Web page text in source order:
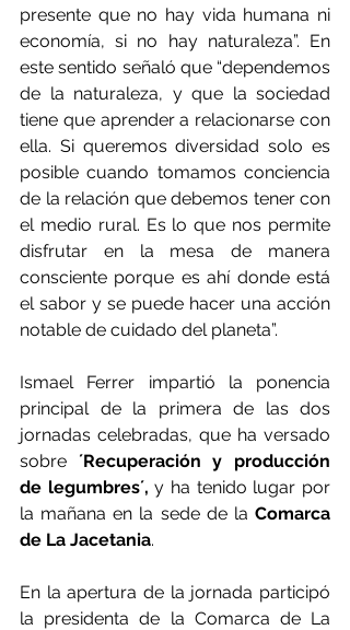
presente que no hay vida humana ni
economía, si no hay naturaleza”. En
este sentido señaló que “dependemos
de la naturaleza, y que la sociedad
tiene que aprender a relacionarse con
ella. Si queremos diversidad solo es
posible cuando tomamos conciencia
de la relación que debemos tener con
el medio rural. Es lo que nos permite
disfrutar en la mesa de manera
consciente porque es ahí donde está
el sabor y se puede hacer una acción
notable de cuidado del planeta”.
Ismael Ferrer impartió la ponencia
principal de la primera de las dos
jornadas celebradas, que ha versado
sobre ´Recuperación y producción
de legumbres´, y ha tenido lugar por
la mañana en la sede de la Comarca
de La Jacetania.
En la apertura de la jornada participó
la presidenta de la Comarca de La